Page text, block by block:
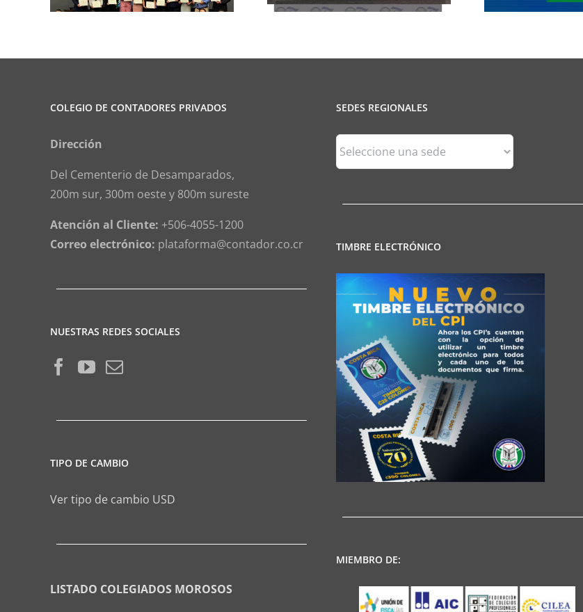
COLEGIO DE CONTADORES PRIVADOS
Dirección
Del Cementerio de Desamparados,
200m sur, 300m oeste y 800m sureste
Atención al Cliente: +506-4055-1200
Correo electrónico: plataforma@contador.co.cr
NUESTRAS REDES SOCIALES
TIPO DE CAMBIO
Ver tipo de cambio USD
LISTADO COLEGIADOS MOROSOS
SEDES REGIONALES
Sedes
Regionales
TIMBRE ELECTRÓNICO
MIEMBRO DE: